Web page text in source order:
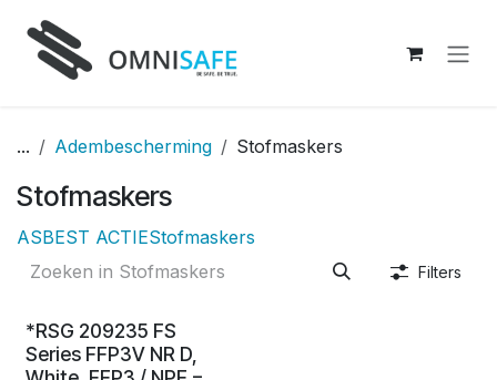
... Adembescherming Stofmaskers
Stofmaskers
ASBEST ACTIEStofmaskers
Filters
*RSG 209235 FS
Series FFP3V NR D,